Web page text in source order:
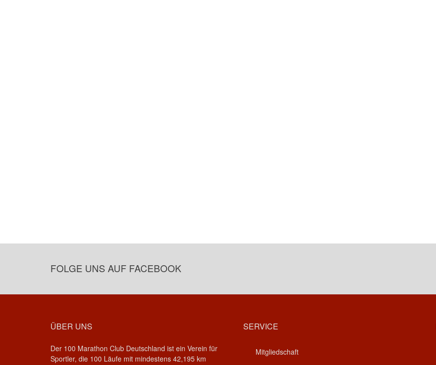
FOLGE UNS AUF FACEBOOK
ÜBER UNS
Der 100 Marathon Club Deutschland ist ein Verein für
Sportler, die 100 Läufe mit mindestens 42,195 km
SERVICE
Mitgliedschaft